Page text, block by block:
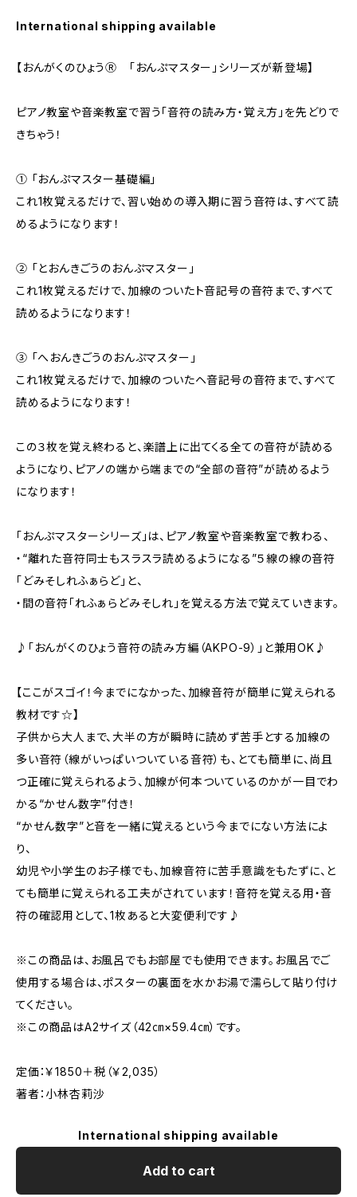
International shipping available
【おんがくのひょうⓇ 「おんぷマスター」シリーズが新登場】
ピアノ教室や音楽教室で習う「音符の読み方・覚え方」を先どりで
きちゃう！
① 「おんぷマスター基礎編」
これ1枚覚えるだけで、習い始めの導入期に習う音符は、すべて読
めるようになります！
② 「とおんきごうのおんぷマスター」
これ1枚覚えるだけで、加線のついたト音記号の音符まで、すべて
読めるようになります！
③ 「へおんきごうのおんぷマスター」
これ1枚覚えるだけで、加線のついたヘ音記号の音符まで、すべて
読めるようになります！
この３枚を覚え終わると、楽譜上に出てくる全ての音符が読める
ようになり、ピアノの端から端までの“全部の音符”が読めるよう
になります！
「おんぷマスターシリーズ」は、ピアノ教室や音楽教室で教わる、
・“離れた音符同士もスラスラ読めるようになる”５線の線の音符
「どみそしれふぁらど」と、
・間の音符「れふぁらどみそしれ」を覚える方法で覚えていきます。
♪「おんがくのひょう音符の読み方編（AKPO-9）」と兼用OK♪
【ここがスゴイ！今までになかった、加線音符が簡単に覚えられる
教材です☆】
子供から大人まで、大半の方が瞬時に読めず苦手とする加線の
多い音符（線がいっぱいついている音符）も、とても簡単に、尚且
つ正確に覚えられるよう、加線が何本ついているのかが一目でわ
かる“かせん数字”付き！
“かせん数字”と音を一緒に覚えるという今までにない方法によ
り、
幼児や小学生のお子様でも、加線音符に苦手意識をもたずに、と
ても簡単に覚えられる工夫がされています！音符を覚える用・音
符の確認用として、1枚あると大変便利です♪
※この商品は、お風呂でもお部屋でも使用できます。お風呂でご
使用する場合は、ポスターの裏面を水かお湯で濡らして貼り付け
てください。
※この商品はA2サイズ（42㎝×59.4㎝）です。
定価：￥1850＋税（￥2,035）
著者：小林杏莉沙
International shipping available
Add to cart